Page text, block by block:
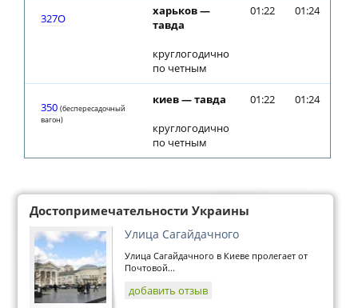
327О
харьков —
тавда
круглогодично
по четным
01:22 01:24
350 (беспересадочный
вагон)
киев — тавда
круглогодично
по четным
01:22 01:24
Достопримечательности Украины
Улица Сагайдачного
Улица Сагайдачного в Киеве пролегает от
Почтовой...
добавить отзыв